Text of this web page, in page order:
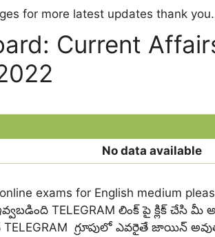
for more latest updates thank
Current
No data available
exams for English medium
ఇవ్వబడింది TELEGRAM లింక్ పై క్లిక్
గ్రూపులో ఎవరైతే జాయిన్